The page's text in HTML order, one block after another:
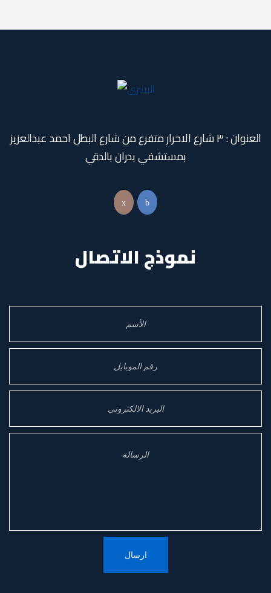
العنوان : ٣ شارع الاحرار متفرع من شارع البطل احمد عبدالعزيز
بمستشفي بدران بالدقي
نموذج الاتصال